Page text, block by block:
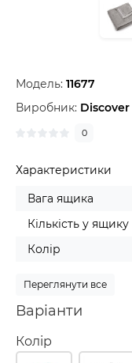
Модель: 11677
Виробник: Discover
0
Характеристики
Вага ящика
Кількість у ящику
Колір
Переглянути все
Варіанти
Колір